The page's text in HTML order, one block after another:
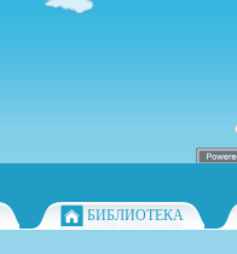
БИБЛИОТЕКА